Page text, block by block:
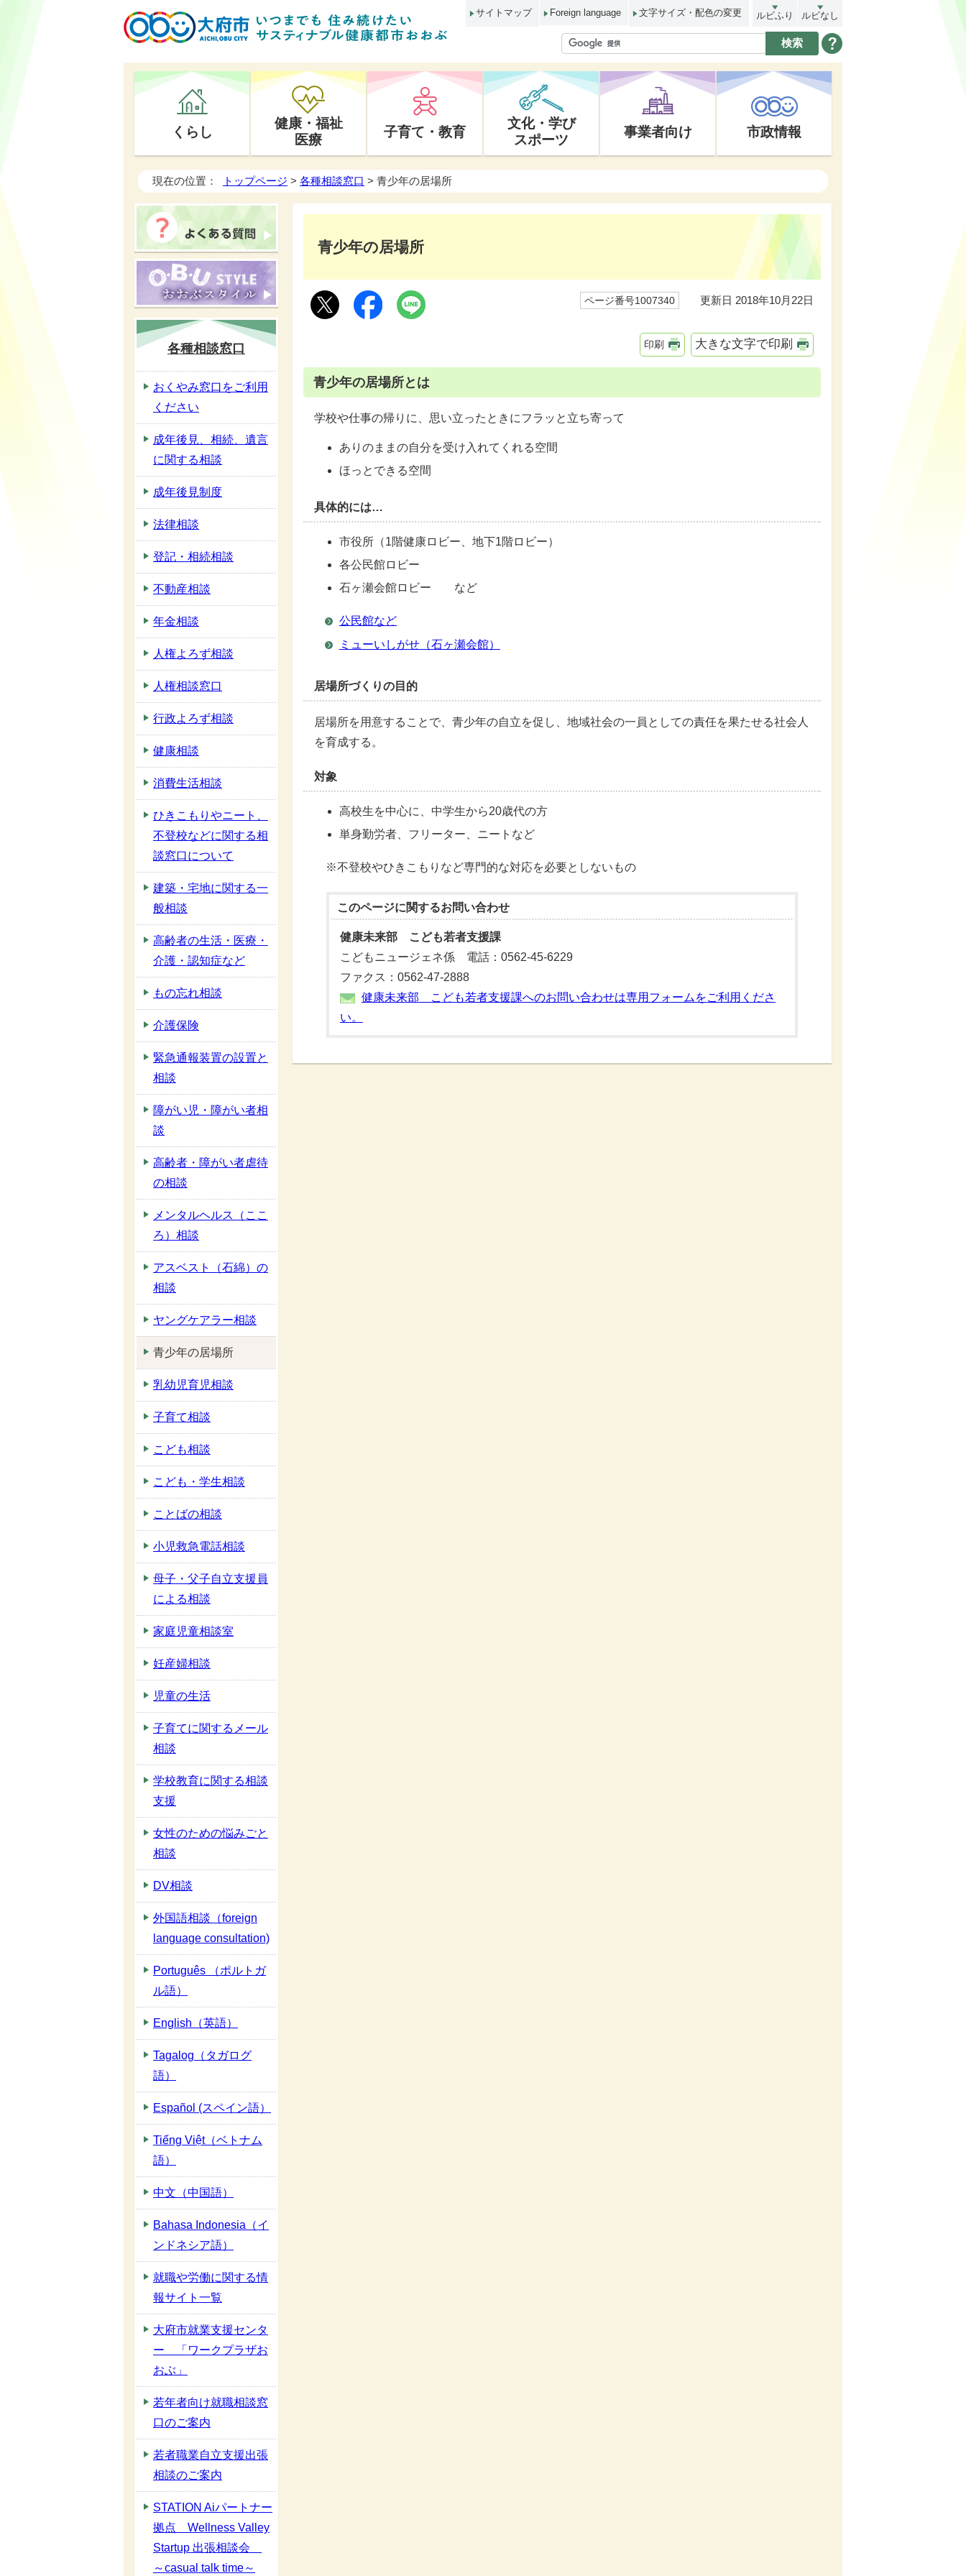
サイトマップ Foreign language 文字サイズ・配色の変更 ルビふり ルビなし
くらし
健康・福祉
医療
子育て・教育
文化・学び
スポーツ
事業者向け 市政情報
現在の位置： トップページ > 各種相談窓口 > 青少年の居場所
青少年の居場所
ページ番号1007340 更新日 2018年10月22日
印刷 大きな文字で印刷
青少年の居場所とは
学校や仕事の帰りに、思い立ったときにフラッと立ち寄って
ありのままの自分を受け入れてくれる空間
ほっとできる空間
具体的には…
市役所（1階健康ロビー、地下1階ロビー）
各公民館ロビー
石ヶ瀬会館ロビー など
公民館など
ミューいしがせ（石ヶ瀬会館）
居場所づくりの目的
居場所を用意することで、青少年の自立を促し、地域社会の一員としての責任を果たせる社会人
を育成する。
対象
高校生を中心に、中学生から20歳代の方
単身勤労者、フリーター、ニートなど
※不登校やひきこもりなど専門的な対応を必要としないもの
このページに関するお問い合わせ
健康未来部 こども若者支援課
こどもニュージェネ係 電話：0562-45-6229
ファクス：0562-47-2888
健康未来部 こども若者支援課へのお問い合わせは専用フォームをご利用くださ
い。
各種相談窓口
おくやみ窓口をご利用
ください
成年後見、相続、遺言
に関する相談
成年後見制度
法律相談
登記・相続相談
不動産相談
年金相談
人権よろず相談
人権相談窓口
行政よろず相談
健康相談
消費生活相談
ひきこもりやニート、
不登校などに関する相
談窓口について
建築・宅地に関する一
般相談
高齢者の生活・医療・
介護・認知症など
もの忘れ相談
介護保険
緊急通報装置の設置と
相談
障がい児・障がい者相
談
高齢者・障がい者虐待
の相談
メンタルヘルス（ここ
ろ）相談
アスベスト（石綿）の
相談
ヤングケアラー相談
青少年の居場所
乳幼児育児相談
子育て相談
こども相談
こども・学生相談
ことばの相談
小児救急電話相談
母子・父子自立支援員
による相談
家庭児童相談室
妊産婦相談
児童の生活
子育てに関するメール
相談
学校教育に関する相談
支援
女性のための悩みごと
相談
DV相談
外国語相談（foreign
language consultation)
Português （ポルトガ
ル語）
English（英語）
Tagalog（タガログ
語）
Español (スペイン語）
Tiếng Việt（ベトナム
語）
中文（中国語）
Bahasa Indonesia（イ
ンドネシア語）
就職や労働に関する情
報サイト一覧
大府市就業支援センタ
ー 「ワークプラザお
おぶ」
若年者向け就職相談窓
口のご案内
若者職業自立支援出張
相談のご案内
STATION Aiパートナー
拠点 Wellness Valley
Startup 出張相談会
～casual talk time～